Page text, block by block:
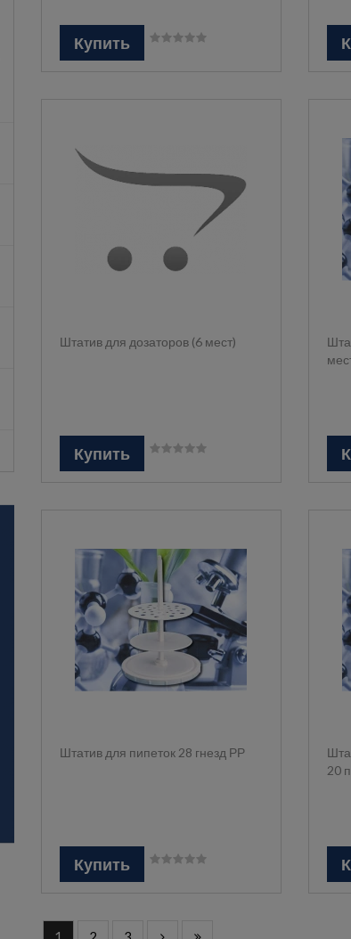
Купить
Штатив для дозаторов (6 мест)
Купить
Штатив для пипеток 28 гнезд РР
Купить
20